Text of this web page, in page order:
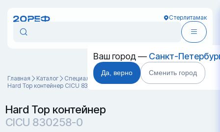
Стерлитамак
Ваш город — Санкт-
Да, верно Сменить город
Главная Каталог
Специальные контейнеры
Hard Top контейнер CICU 830258-0
Hard Top контейнер
CICU 830258-0